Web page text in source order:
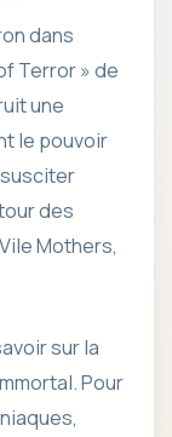
dans
Terror » de
une
le pouvoir
des
Mothers,
sur la
Pour